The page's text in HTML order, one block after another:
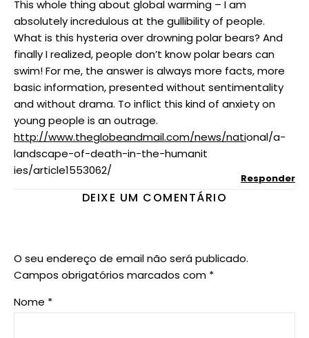
This whole thing about global warming – I am
absolutely incredulous at the gullibility of people.
What is this hysteria over drowning polar bears? And
finally I realized, people don’t know polar bears can
swim! For me, the answer is always more facts, more
basic information, presented without sentimentality
and without drama. To inflict this kind of anxiety on
young people is an outrage.
http://www.theglobeandmail.com/news/national/a-
landscape-of-death-in-the-humanit
ies/article1553062/
Responder
DEIXE UM COMENTÁRIO
O seu endereço de email não será publicado.
Campos obrigatórios marcados com *
Nome *